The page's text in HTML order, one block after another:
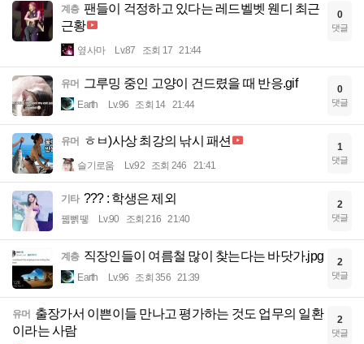
계층 팬들이 걱정하고 있다는 레드벨벳 웬디 최근
근황
옆사마 Lv.87 조회 17 21:44
0
댓글
유머 그루밍 중인 고양이 건드렸을 때 반응.gif
Earth Lv.96 조회 14 21:44
0
댓글
유머 ㅎㅂ)사상 최강의 낚시 패션
슬기로움 Lv.92 조회 246 21:41
1
댓글
기타 ??? : 학생은 제외
꿻뻵뗗 Lv.90 조회 216 21:40
2
댓글
계층 직장인들이 여름철 많이 찾는다는 바닷가.jpg
Earth Lv.96 조회 356 21:39
2
댓글
유머 출장가서 이쁜이들 만나고 평가하는 것도 업무의 일환
이라는 사람
2
댓글